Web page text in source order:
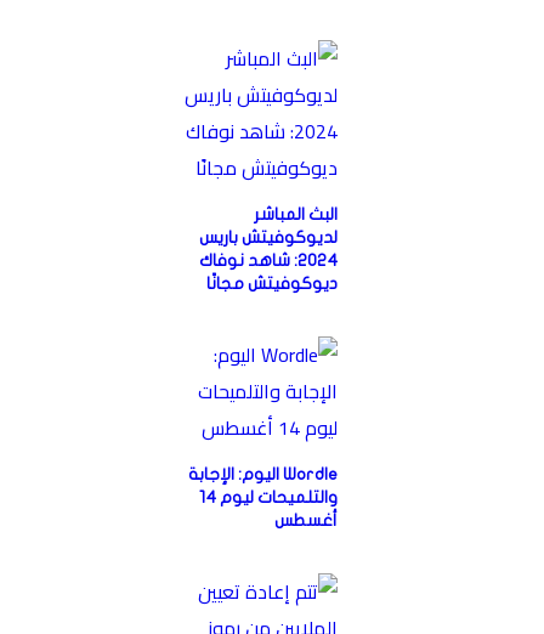
البث المباشر
لديوكوفيتش باريس
2024: شاهد نوفاك
ديوكوفيتش مجانًا
Wordle اليوم: الإجابة
والتلميحات ليوم 14
أغسطس